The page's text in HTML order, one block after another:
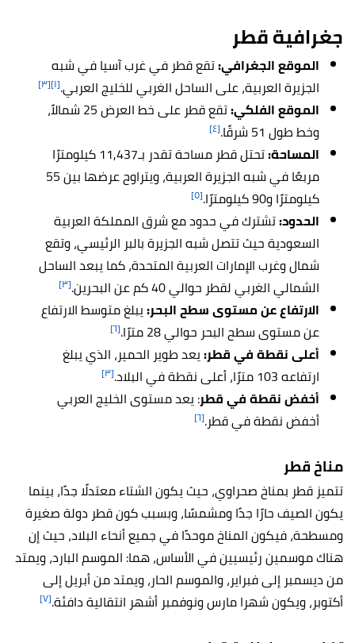
جغرافية قطر
الموقع الجغرافي:تقع قطر في غرب آسيا في شبه
الجزيرة العربية، على الساحل الغربي للخليج العربي.[١] [٣]
الموقع الفلكي:
تقع قطر على خط العرض 25 شمالاً،
وخط طول 51 شرقًا.
[٤]
المساحة:
تحتل قطر مساحة تقدر بـ11,437 كيلومترًا
مربعًا في شبه الجزيرة العربية، ويتراوح عرضها بين 55
كيلومترًا و90 كيلومترًا.
[٥]
الحدود:تشترك في حدود مع شرق المملكة العربية
السعودية حيث تتصل شبه الجزيرة بالبر الرئيسي، وتقع
شمال وغرب الإمارات العربية المتحدة، كما يبعد الساحل
الشمالي الغربي لقطر حوالي 40 كم عن البحرين.
[٣]
الارتفاع عن مستوى سطح البحر:يبلغ متوسط الارتفاع
عن مستوى سطح البحر حوالي 28 مترًا.
[٦]
أعلى نقطة في قطر:يعد طوير الحمير، الذي يبلغ
ارتفاعه 103 مترًا، أعلى نقطة في البلاد.
[٣]
أخفض نقطة في قطر: يعد مستوى الخليج العربي
أخفض نقطة في قطر.[٦]
مناخ قطر
تتميز قطر بمناخ صحراوي، حيث يكون الشتاء معتدلًا جدًا، بينما
يكون الصيف حارًا جدًا ومشمسًا، وبسبب كون قطر دولة صغيرة
ومسطحة، فيكون المناخ موحدًا في جميع أنحاء البلاد، حيث إن
هناك موسمين رئيسيين في الأساس، هما: الموسم البارد، ويمتد
من ديسمبر إلى فبراير، والموسم الحار، ويمتد من أبريل إلى
أكتوبر، ويكون شهرا مارس ونوفمبر أشهر انتقالية دافئة.[٧]